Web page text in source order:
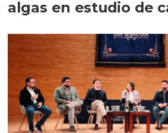
algas en estudio de